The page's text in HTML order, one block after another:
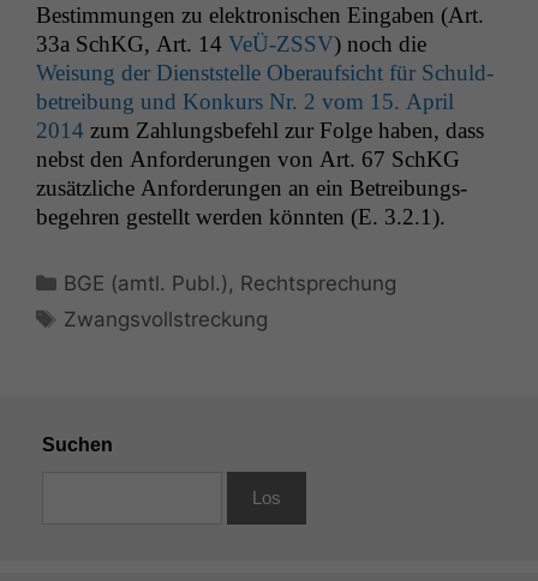
Bes­tim­mungen zu elek­tro­n­is­chen Eingaben (Art.
33a SchKG, Art. 14 VeÜ-ZSSV) noch die
Weisung der Dien­st­stelle Ober­auf­sicht für Schuld­
be­trei­bung und Konkurs Nr. 2 vom 15. April
2014 zum Zahlungs­be­fehl zur Folge haben, dass
neb­st den Anforderun­gen von Art. 67 SchKG
zusät­zliche Anforderun­gen an ein Betrei­bungs­
begehren gestellt wer­den kön­nten (E. 3.2.1).
Kategorien
BGE (amtl. Publ.) , Rechtsprechung
Schlagwörter
Zwangsvollstreckung
Suchen